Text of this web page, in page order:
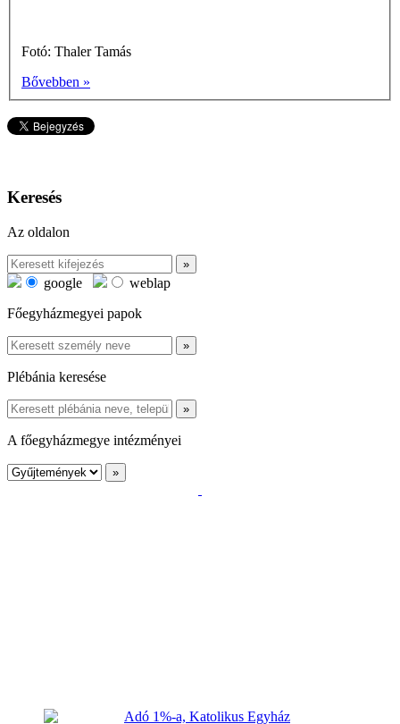
Fotó: Thaler Tamás
Bővebben »
Keresés
Az oldalon
google
weblap
Főegyházmegyei papok
Plébánia keresése
A főegyházmegye intézményei